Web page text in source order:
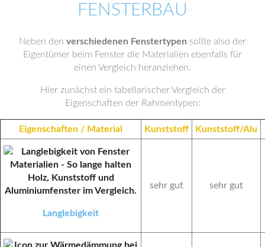
FENSTERBAU
Neben den verschiedenen Fenstertypen sollte also der
Eigentümer beim Fenster die Materialien ebenfalls für
einen Vergleich heranziehen.
Hier zunächst ein tabellarischer Vergleich der
Eigenschaften der Rahmentypen:
Eigenschaften / Material Kunststoff Kunststoff/Alu
Langlebigkeit
sehr gut sehr gut